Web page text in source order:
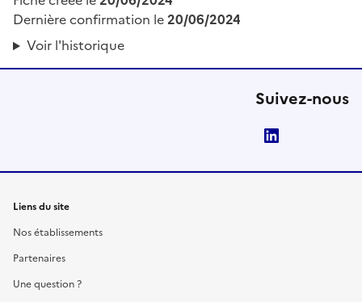
Dernière confirmation le20/06/2024
Voir l'historique
Suivez-nous
Liens du site
Nos établissements
Partenaires
Une question ?